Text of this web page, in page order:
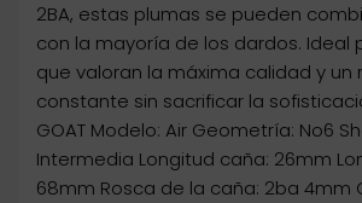
2BA, estas plumas se pueden
con la mayoría de los dardos. Ideal
que valoran la máxima calidad y un
constante sin sacrificar la
GOAT Modelo: Air Geometría: No6
Intermedia Longitud caña: 26mm
68mm Rosca de la caña: 2ba 4mm